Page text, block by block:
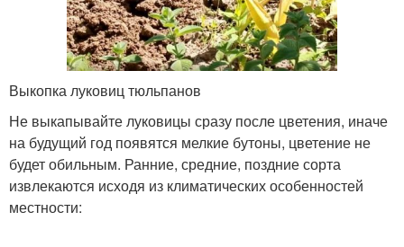
Выкопка луковиц тюльпанов
Не выкапывайте луковицы сразу после цветения, иначе
на будущий год появятся мелкие бутоны, цветение не
будет обильным. Ранние, средние, поздние сорта
извлекаются исходя из климатических особенностей
местности: